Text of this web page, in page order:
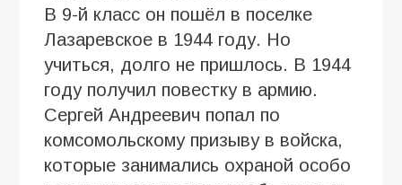
В 9-й класс он пошёл в поселке
Лазаревское в 1944 году. Но
учиться, долго не пришлось. В 1944
году получил повестку в армию.
Сергей Андреевич попал по
комсомольскому призыву в войска,
которые занимались охраной особо